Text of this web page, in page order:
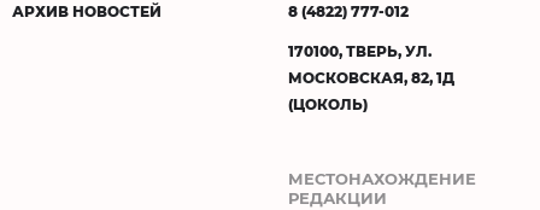
АРХИВ НОВОСТЕЙ 8 (4822) 777-012
170100, ТВЕРЬ, УЛ.
МОСКОВСКАЯ, 82, 1Д
(ЦОКОЛЬ)
МЕСТОНАХОЖДЕНИЕ
РЕДАКЦИИ